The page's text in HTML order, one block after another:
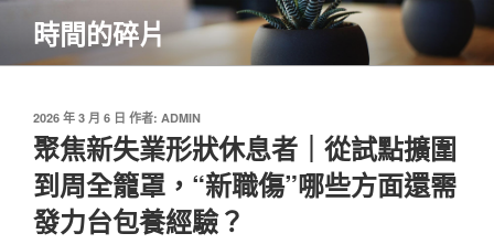
主
時間的碎片
發
佈
於
2026 年 3 月 6 日 作者: ADMIN
聚焦新失業形狀休息者｜從試點擴圍
到周全籠罩，“新職傷”哪些方面還需
發力台包養經驗？